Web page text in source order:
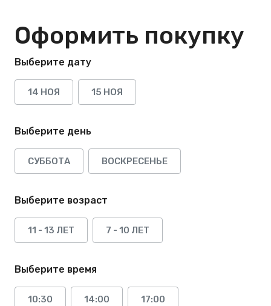
Оформить покупку
Выберите дату
14 НОЯ 15 НОЯ
Выберите день
СУББОТА ВОСКРЕСЕНЬЕ
Выберите возраст
11 - 13 ЛЕТ 7 - 10 ЛЕТ
Выберите время
10:30 14:00 17:00